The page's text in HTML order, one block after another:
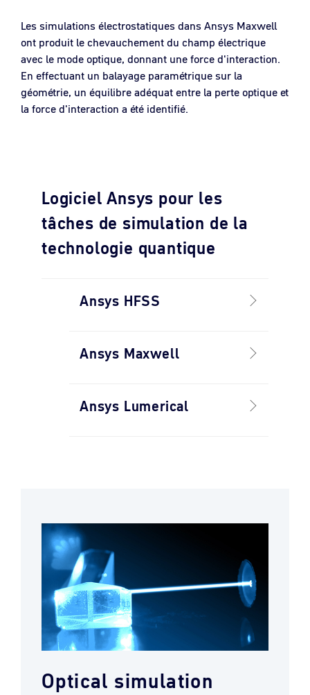
Les simulations électrostatiques dans Ansys Maxwell
ont produit le chevauchement du champ électrique
avec le mode optique, donnant une force d'interaction.
En effectuant un balayage paramétrique sur la
géométrie, un équilibre adéquat entre la perte optique et
la force d'interaction a été identifié.
Logiciel Ansys pour les
tâches de simulation de la
technologie quantique
Ansys HFSS
Ansys Maxwell
Ansys Lumerical
Optical simulation